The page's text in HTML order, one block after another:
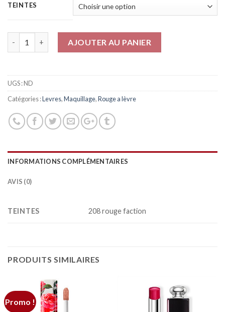
TEINTES
AJOUTER AU PANIER
UGS :ND
Catégories :Levres,Maquillage,Rouge a lèvre
INFORMATIONS COMPLÉMENTAIRES
AVIS (0)
TEINTES 208 rouge faction
PRODUITS SIMILAIRES
Promo !